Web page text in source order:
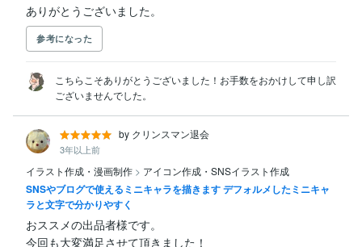
ありがとうございました。
参考になった
こちらこそありがとうございました！お手数をおかけして申し訳
ございませんでした。
by クリンスマン退会
3年以上前
イラスト作成・漫画制作 > アイコン作成・SNSイラスト作成
SNSやブログで使えるミニキャラを描きます デフォルメしたミニキャ
ラと文字で分かりやすく
おススメの出品者様です。
今回も大変満足させて頂きました！